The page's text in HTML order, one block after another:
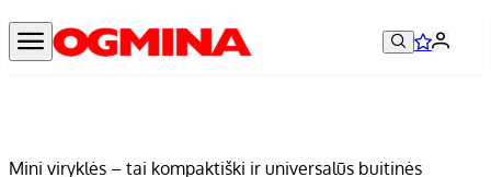
Mini viryklės – tai kompaktiški ir universalūs buitinės